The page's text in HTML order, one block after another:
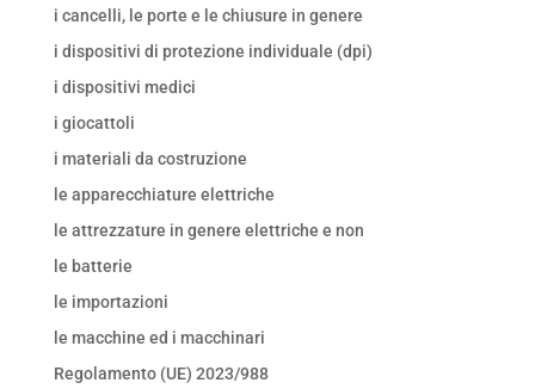
i cancelli, le porte e le chiusure in genere
i dispositivi di protezione individuale (dpi)
i dispositivi medici
i giocattoli
i materiali da costruzione
le apparecchiature elettriche
le attrezzature in genere elettriche e non
le batterie
le importazioni
le macchine ed i macchinari
Regolamento (UE) 2023/988